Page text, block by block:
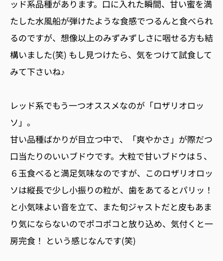
ッド系品種があります。口に入れた瞬間、甘い蜜を満
たした水風船が弾けたような食感でつるんと食べられ
るのですが、想像以上のみずみずしさに咽せる方も結
構いました(笑) もし見つけたら、気をつけて試食して
みて下さいね♪
レッド系でもう一つオススメなのが「ロザリオロッ
ソ」。
甘い品種ばかりが目立つ中で、「爽やかさ」が際だつ
口当たりのいいブドウです。大粒で甘いブドウは５、
６玉食べると満足気味なのですが、このロザリオロッ
ソは縦長で少し小振りの粒が、歯をあてるとパリッ！
と小気味よい音を立て、また旬ジャストだと皮もあま
り気にならないのでポコポコと放り込め、気付くと一
房完食！ という感じなんです(笑)